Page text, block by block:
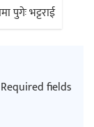
पुगेः भट्टराई
Required fields